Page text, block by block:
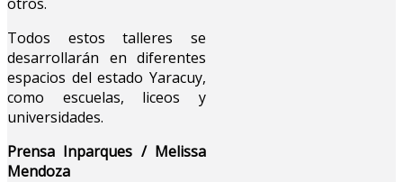
Todos estos talleres se
desarrollarán en diferentes
espacios del estado Yaracuy,
como escuelas, liceos y
universidades.
Prensa Inparques / Melissa
Mendoza